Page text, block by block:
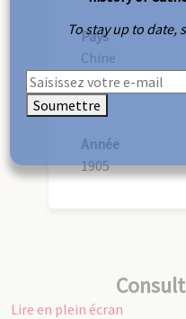
Pays
Chine
Année
1905
Lire en plein écran
To stay up to
Soumettre